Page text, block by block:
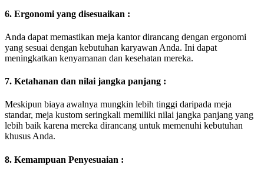
6. Ergonomi yang disesuaikan :
Anda dapat memastikan meja kantor dirancang dengan ergonomi
yang sesuai dengan kebutuhan karyawan Anda. Ini dapat
meningkatkan kenyamanan dan kesehatan mereka.
7. Ketahanan dan nilai jangka panjang :
Meskipun biaya awalnya mungkin lebih tinggi daripada meja
standar, meja kustom seringkali memiliki nilai jangka panjang yang
lebih baik karena mereka dirancang untuk memenuhi kebutuhan
khusus Anda.
8. Kemampuan Penyesuaian :